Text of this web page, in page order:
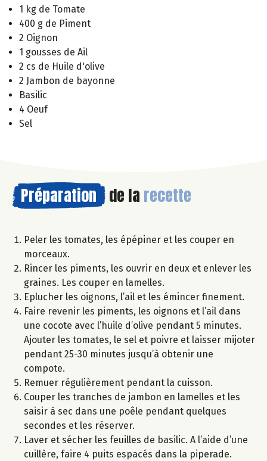
1 kg de Tomate
400 g de Piment
2 Oignon
1 gousses de Ail
2 cs de Huile d'olive
2 Jambon de bayonne
Basilic
4 Oeuf
Sel
Préparation de la recette
Peler les tomates, les épépiner et les couper en
morceaux.
Rincer les piments, les ouvrir en deux et enlever les
graines. Les couper en lamelles.
Eplucher les oignons, l’ail et les émincer finement.
Faire revenir les piments, les oignons et l’ail dans
une cocote avec l’huile d’olive pendant 5 minutes.
Ajouter les tomates, le sel et poivre et laisser mijoter
pendant 25-30 minutes jusqu’à obtenir une
compote.
Remuer régulièrement pendant la cuisson.
Couper les tranches de jambon en lamelles et les
saisir à sec dans une poêle pendant quelques
secondes et les réserver.
Laver et sécher les feuilles de basilic. A l’aide d’une
cuillère, faire 4 puits espacés dans la piperade.